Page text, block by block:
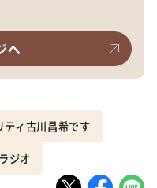
へ
ティ古川昌希です
ジオ